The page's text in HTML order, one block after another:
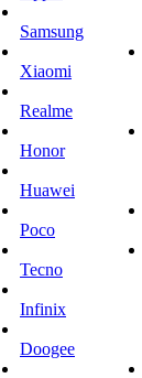
Samsung
Xiaomi
Realme
Honor
Huawei
Poco
Tecno
Infinix
Doogee